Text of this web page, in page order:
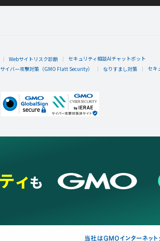
Webサイトリスク診断
セキュリティ相談AIチャットボット
サイバー攻撃対策（GMO Flatt Security） なりすまし対策 セキ